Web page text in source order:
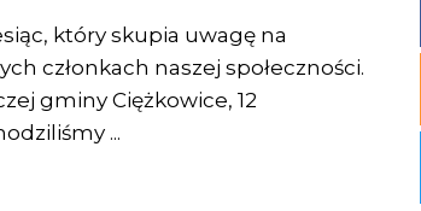
który skupia uwagę na
członkach naszej społeczności.
gminy Ciężkowice, 12
...